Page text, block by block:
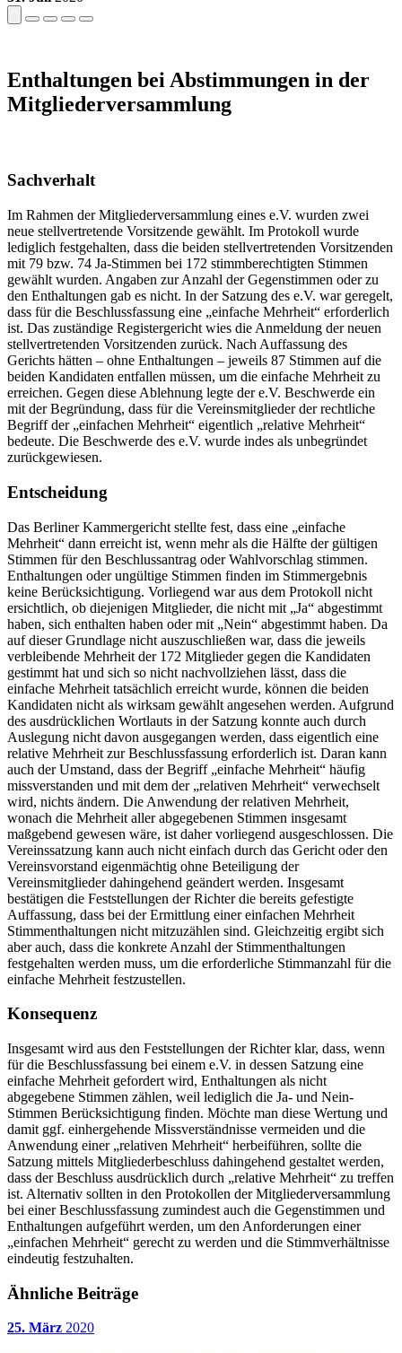
Enthaltungen bei Abstimmungen in der
Mitgliederversammlung
Sachverhalt
Im Rahmen der Mitgliederversammlung eines e.V. wurden zwei
neue stellvertretende Vorsitzende gewählt. Im Protokoll wurde
lediglich festgehalten, dass die beiden stellvertretenden Vorsitzenden
mit 79 bzw. 74 Ja-Stimmen bei 172 stimmberechtigten Stimmen
gewählt wurden. Angaben zur Anzahl der Gegenstimmen oder zu
den Enthaltungen gab es nicht. In der Satzung des e.V. war geregelt,
dass für die Beschlussfassung eine „einfache Mehrheit“ erforderlich
ist. Das zuständige Registergericht wies die Anmeldung der neuen
stellvertretenden Vorsitzenden zurück. Nach Auffassung des
Gerichts hätten – ohne Enthaltungen – jeweils 87 Stimmen auf die
beiden Kandidaten entfallen müssen, um die einfache Mehrheit zu
erreichen. Gegen diese Ablehnung legte der e.V. Beschwerde ein
mit der Begründung, dass für die Vereinsmitglieder der rechtliche
Begriff der „einfachen Mehrheit“ eigentlich „relative Mehrheit“
bedeute. Die Beschwerde des e.V. wurde indes als unbegründet
zurückgewiesen.
Entscheidung
Das Berliner Kammergericht stellte fest, dass eine „einfache
Mehrheit“ dann erreicht ist, wenn mehr als die Hälfte der gültigen
Stimmen für den Beschlussantrag oder Wahlvorschlag stimmen.
Enthaltungen oder ungültige Stimmen finden im Stimmergebnis
keine Berücksichtigung. Vorliegend war aus dem Protokoll nicht
ersichtlich, ob diejenigen Mitglieder, die nicht mit „Ja“ abgestimmt
haben, sich enthalten haben oder mit „Nein“ abgestimmt haben. Da
auf dieser Grundlage nicht auszuschließen war, dass die jeweils
verbleibende Mehrheit der 172 Mitglieder gegen die Kandidaten
gestimmt hat und sich so nicht nachvollziehen lässt, dass die
einfache Mehrheit tatsächlich erreicht wurde, können die beiden
Kandidaten nicht als wirksam gewählt angesehen werden. Aufgrund
des ausdrücklichen Wortlauts in der Satzung konnte auch durch
Auslegung nicht davon ausgegangen werden, dass eigentlich eine
relative Mehrheit zur Beschlussfassung erforderlich ist. Daran kann
auch der Umstand, dass der Begriff „einfache Mehrheit“ häufig
missverstanden und mit dem der „relativen Mehrheit“ verwechselt
wird, nichts ändern. Die Anwendung der relativen Mehrheit,
wonach die Mehrheit aller abgegebenen Stimmen insgesamt
maßgebend gewesen wäre, ist daher vorliegend ausgeschlossen. Die
Vereinssatzung kann auch nicht einfach durch das Gericht oder den
Vereinsvorstand eigenmächtig ohne Beteiligung der
Vereinsmitglieder dahingehend geändert werden. Insgesamt
bestätigen die Feststellungen der Richter die bereits gefestigte
Auffassung, dass bei der Ermittlung einer einfachen Mehrheit
Stimmenthaltungen nicht mitzuzählen sind. Gleichzeitig ergibt sich
aber auch, dass die konkrete Anzahl der Stimmenthaltungen
festgehalten werden muss, um die erforderliche Stimmanzahl für die
einfache Mehrheit festzustellen.
Konsequenz
Insgesamt wird aus den Feststellungen der Richter klar, dass, wenn
für die Beschlussfassung bei einem e.V. in dessen Satzung eine
einfache Mehrheit gefordert wird, Enthaltungen als nicht
abgegebene Stimmen zählen, weil lediglich die Ja- und Nein-
Stimmen Berücksichtigung finden. Möchte man diese Wertung und
damit ggf. einhergehende Missverständnisse vermeiden und die
Anwendung einer „relativen Mehrheit“ herbeiführen, sollte die
Satzung mittels Mitgliederbeschluss dahingehend gestaltet werden,
dass der Beschluss ausdrücklich durch „relative Mehrheit“ zu treffen
ist. Alternativ sollten in den Protokollen der Mitgliederversammlung
bei einer Beschlussfassung zumindest auch die Gegenstimmen und
Enthaltungen aufgeführt werden, um den Anforderungen einer
„einfachen Mehrheit“ gerecht zu werden und die Stimmverhältnisse
eindeutig festzuhalten.
Ähnliche Beiträge
25. März 2020